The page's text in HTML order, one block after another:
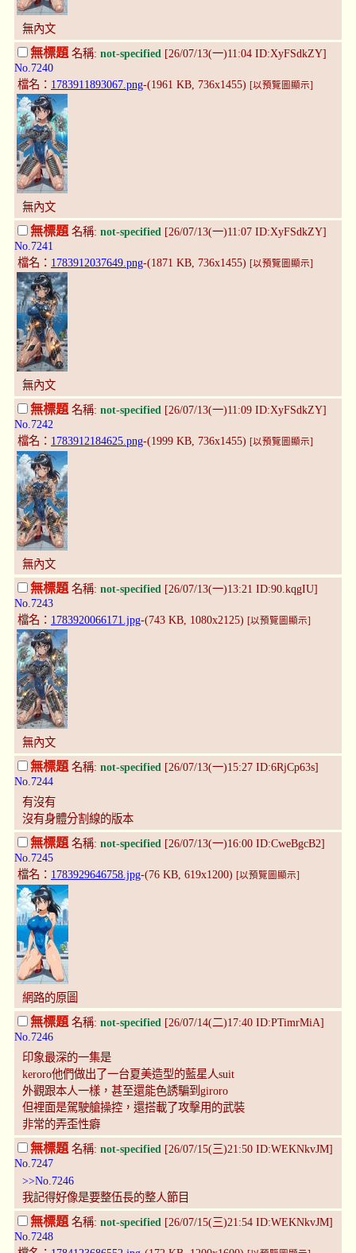
無內文
無標題 名稱: not-specified [26/07/13(一)11:04 ID:XyFSdkZY]
No.7240
檔名： 1783911893067.png-(1961 KB, 736x1455) [以預覽圖顯示]
無內文
無標題 名稱: not-specified [26/07/13(一)11:07 ID:XyFSdkZY]
No.7241
檔名： 1783912037649.png-(1871 KB, 736x1455) [以預覽圖顯示]
無內文
無標題名稱: not-specified [26/07/13(一)11:09 ID:XyFSdkZY]
No.7242
檔名： 1783912184625.png-(1999 KB, 736x1455) [以預覽圖顯示]
無內文
無標題 名稱: not-specified [26/07/13(一)13:21 ID:90.kqgIU]
No.7243
檔名： 1783920066171.jpg-(743 KB, 1080x2125) [以預覽圖顯示]
無內文
無標題 名稱: not-specified [26/07/13(一)15:27 ID:6RjCp63s]
No.7244
有沒有
沒有身體分割線的版本
無標題名稱: not-specified [26/07/13(一)16:00 ID:CweBgcB2]
No.7245
檔名： 1783929646758.jpg-(76 KB, 619x1200) [以預覽圖顯示]
網路的原圖
無標題 名稱: not-specified [26/07/14(二)17:40 ID:PTimrMiA]
No.7246
印象最深的一集是
keroro他們做出了一台夏美造型的藍星人suit
外觀跟本人一樣，甚至還能色誘騙到giroro
但裡面是駕駛艙操控，還搭載了攻擊用的武裝
非常的弄歪性癖
無標題 名稱: not-specified [26/07/15(三)21:50 ID:WEKNkvJM]
No.7247
>>No.7246
我記得好像是要整伍長的整人節目
無標題名稱: not-specified [26/07/15(三)21:54 ID:WEKNkvJM]
No.7248